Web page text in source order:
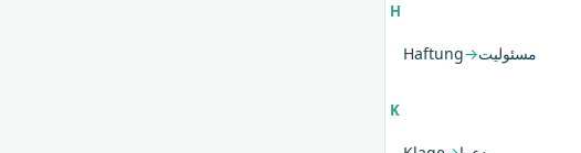
H
Haftung→مسئولیت
K